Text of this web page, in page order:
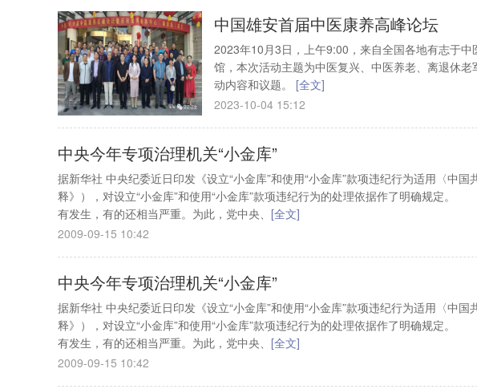
中国雄安首届中医康养高峰论坛
2023年10月3日，上午9:00，来自全国各地有志于
馆，本次活动主题为中医复兴、中医养老、离退休
动内容和议题。 [全文]
2023-10-04 15:12
中央今年专项治理机关“小金库”
据新华社 中央纪委近日印发《设立“小金库”和使用“小金库”款项违纪行为适用〈中
释》），对设立“小金库”和使用“小金库”款项违纪行为的处理依据作了明确规定
有发生，有的还相当严重。为此，党中央、 [全文]
2009-09-15 10:42
中央今年专项治理机关“小金库”
据新华社 中央纪委近日印发《设立“小金库”和使用“小金库”款项违纪行为适用〈中
释》），对设立“小金库”和使用“小金库”款项违纪行为的处理依据作了明确规定
有发生，有的还相当严重。为此，党中央、 [全文]
2009-09-15 10:42